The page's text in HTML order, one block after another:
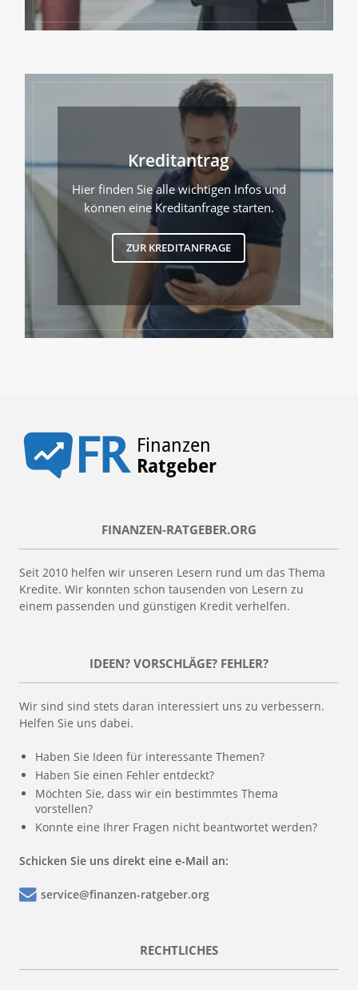
Kreditantrag
Hier finden Sie alle wichtigen Infos und
können eine Kreditanfrage starten.
ZUR KREDITANFRAGE
FINANZEN-RATGEBER.ORG
Seit 2010 helfen wir unseren Lesern rund um das Thema
Kredite. Wir konnten schon tausenden von Lesern zu
einem passenden und günstigen Kredit verhelfen.
IDEEN? VORSCHLÄGE? FEHLER?
Wir sind sind stets daran interessiert uns zu verbessern.
Helfen Sie uns dabei.
Haben Sie Ideen für interessante Themen?
Haben Sie einen Fehler entdeckt?
Möchten Sie, dass wir ein bestimmtes Thema
vorstellen?
Konnte eine Ihrer Fragen nicht beantwortet werden?
Schicken Sie uns direkt eine e-Mail an:
service@finanzen-ratgeber.org
RECHTLICHES